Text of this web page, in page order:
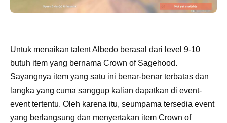
Untuk menaikan talent Albedo berasal dari level 9-10
butuh item yang bernama Crown of Sagehood.
Sayangnya item yang satu ini benar-benar terbatas dan
langka yang cuma sanggup kalian dapatkan di event-
event tertentu. Oleh karena itu, seumpama tersedia event
yang berlangsung dan menyertakan item Crown of